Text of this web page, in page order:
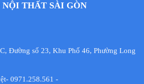
THẤT SÀI GÒN
Đường số 23, Khu Phố 46, Phường Long
0971.258.561 -